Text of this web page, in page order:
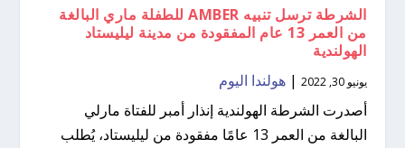
الشرطة ترسل تنبيه AMBER للطفلة ماري البالغة
من العمر 13 عام المفقودة من مدينة ليليستاد
الهولندية
يونيو 30, 2022 |هولندا اليوم
أصدرت الشرطة الهولندية إنذار أمبر للفتاة مارلي
البالغة من العمر 13 عامًا مفقودة من ليليستاد، يُطلب